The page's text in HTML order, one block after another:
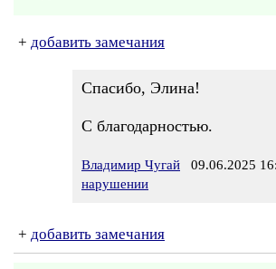
+ добавить замечания
Спасибо, Элина!
С благодарностью.
Владимир Чугай 09.06.2025
нарушении
+ добавить замечания